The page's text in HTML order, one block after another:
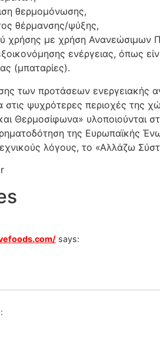
θερμομόνωσης,
θέρμανσης/ψύξης,
χρήσης με χρήση Ανανεώσιμων
ενέργειας, όπως
(μπαταρίες).
των προτάσεων ενεργειακής
στις ψυχρότερες περιοχές
Θερμοσίφωνα» υλοποιούνται
της Ευρωπαϊκής
λόγους, το «Αλλάζω
says: